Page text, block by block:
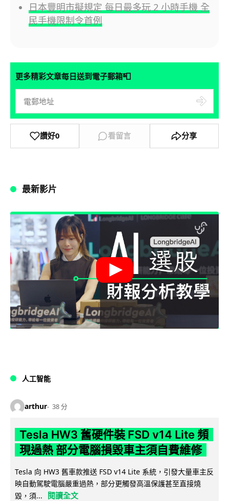
日本豐明市擬規定 每日最多玩 2 小時手機 全
民手機限制令首例
更多精彩文章每日送到電子郵箱📮
讚好0 看留言 分享
最新影片
人工智能
arthur 38 分
Tesla HW3 舊硬件裝 FSD v14 Lite 頻
現過熱 部分電腦損毀車主須自費維修
Tesla 向 HW3 舊車款推送 FSD v14 Lite 系統，引發大量車主反
映自動駕駛電腦嚴重過熱，部分更觸發高溫保護甚至直接燒
毀，須...
閱讀全文